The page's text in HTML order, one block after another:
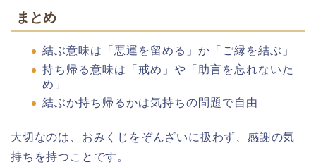
まとめ
結ぶ意味は「悪運を留める」か「ご縁を結ぶ」
持ち帰る意味は「戒め」や「助言を忘れないた
め」
結ぶか持ち帰るかは気持ちの問題で自由
大切なのは、おみくじをぞんざいに扱わず、感謝の気
持ちを持つことです。